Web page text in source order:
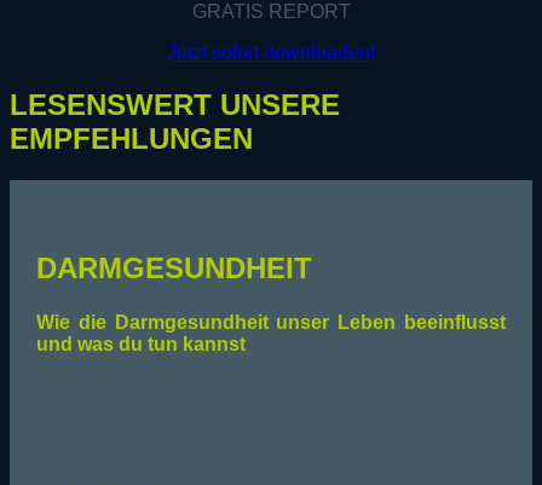
GRATIS REPORT
Jetzt sofort downloaden!
LESENSWERT UNSERE
EMPFEHLUNGEN
DARMGESUNDHEIT
Wie die Darmgesundheit unser Leben beeinflusst
und was du tun kannst